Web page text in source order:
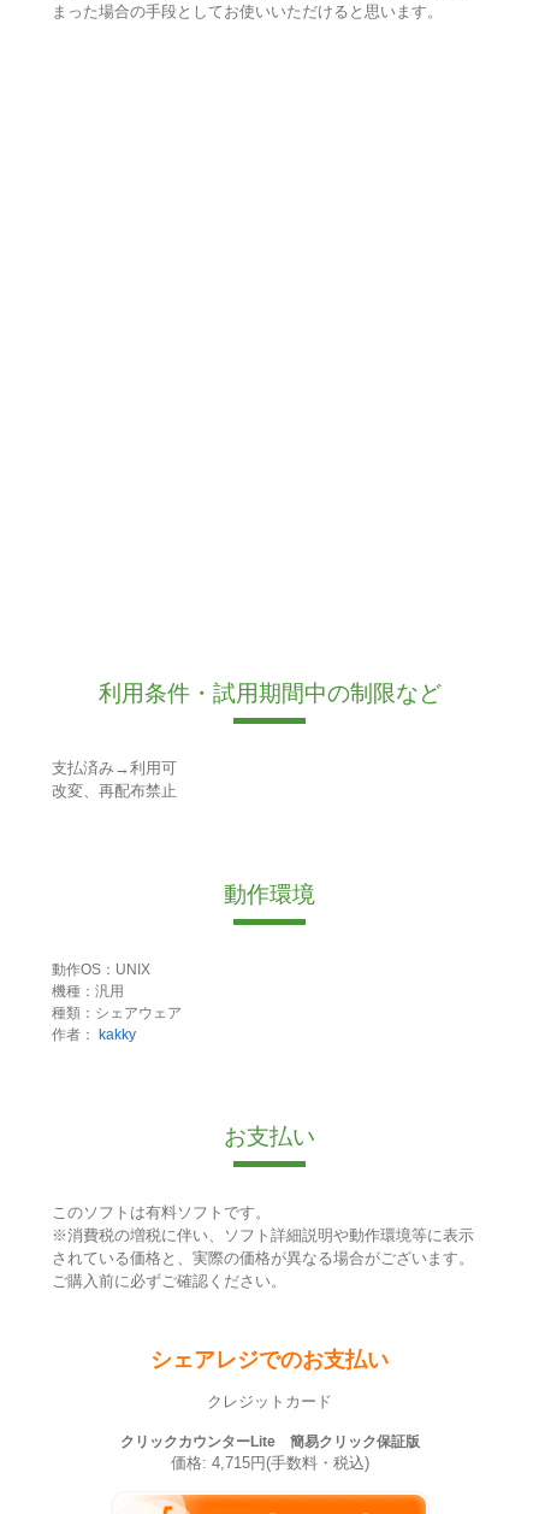
まった場合の手段としてお使いいただけると思います。
利用条件・試用期間中の制限など
支払済み→利用可
改変、再配布禁止
動作環境
動作OS：UNIX
機種：汎用
種類：シェアウェア
作者： kakky
お支払い
このソフトは有料ソフトです。
※消費税の増税に伴い、ソフト詳細説明や動作環境等に表示
されている価格と、実際の価格が異なる場合がございます。
ご購入前に必ずご確認ください。
シェアレジでのお支払い
クレジットカード
クリックカウンターLite 簡易クリック保証版
価格: 4,715円(手数料・税込)